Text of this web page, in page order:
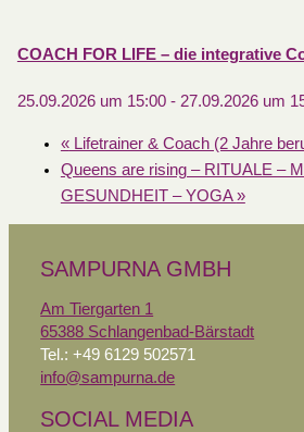
COACH FOR LIFE – die integrative
25.09.2026 um 15:00- 27.09.2026 um
«Lifetrainer & Coach (2 Jahre
Queens are rising – RITUALE –
GESUNDHEIT – YOGA»
SAMPURNA GMBH
Am Tiergarten 1
65388 Schlangenbad-Bärstadt
Tel.: +49 6129 502571
info@sampurna.de
SOCIAL MEDIA